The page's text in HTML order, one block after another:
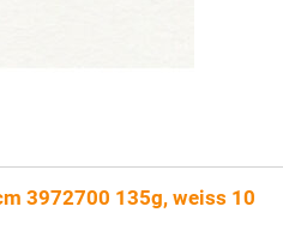
3972700 135g, weiss 10